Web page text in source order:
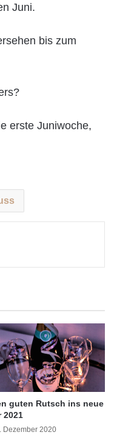
Juni.
bis zum
erste Juniwoche,
guten Rutsch ins neue
2021
Dezember 2020